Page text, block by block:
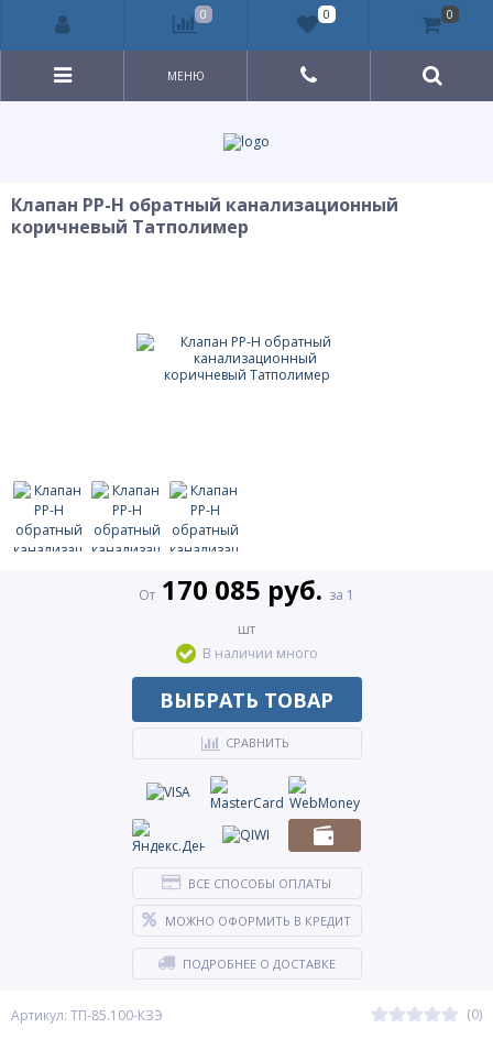
МЕНЮ
Клапан PP-H обратный канализационный
коричневый Татполимер
Артикул: ТП-85.100-КЗЭ (0)
От 170 085 руб. за 1
шт
В наличии много
ВЫБРАТЬ ТОВАР
СРАВНИТЬ
ВСЕ СПОСОБЫ ОПЛАТЫ
МОЖНО ОФОРМИТЬ В КРЕДИТ
ПОДРОБНЕЕ О ДОСТАВКЕ
0 0 0